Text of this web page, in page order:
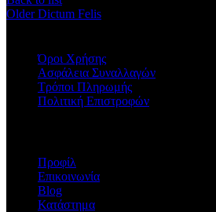
Older Dictum Felis
Όροι Χρήσης
Ασφάλεια Συναλλαγών
Τρόποι Πληρωμής
Πολιτική Επιστροφών
Προφίλ
Επικοινωνία
Blog
Κατάστημα